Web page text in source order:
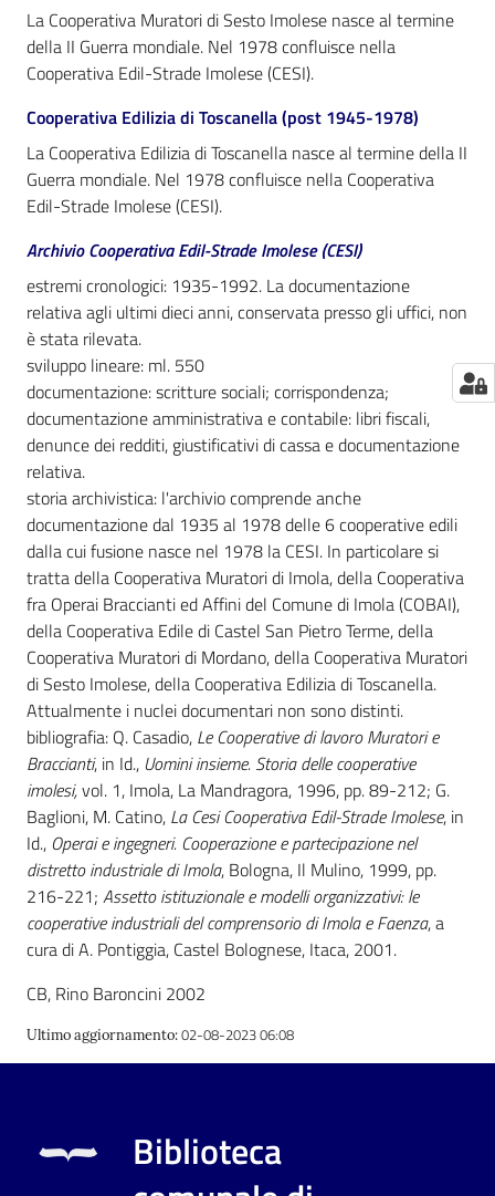
La Cooperativa Muratori di Sesto Imolese nasce al termine
della II Guerra mondiale. Nel 1978 confluisce nella
Cooperativa Edil-Strade Imolese (CESI).
Cooperativa Edilizia di Toscanella (post 1945-1978)
La Cooperativa Edilizia di Toscanella nasce al termine della II
Guerra mondiale. Nel 1978 confluisce nella Cooperativa
Edil-Strade Imolese (CESI).
Archivio Cooperativa Edil-Strade Imolese (CESI)
estremi cronologici: 1935-1992. La documentazione
relativa agli ultimi dieci anni, conservata presso gli uffici, non
è stata rilevata.
sviluppo lineare: ml. 550
documentazione: scritture sociali; corrispondenza;
documentazione amministrativa e contabile: libri fiscali,
denunce dei redditi, giustificativi di cassa e documentazione
relativa.
storia archivistica: l'archivio comprende anche
documentazione dal 1935 al 1978 delle 6 cooperative edili
dalla cui fusione nasce nel 1978 la CESI. In particolare si
tratta della Cooperativa Muratori di Imola, della Cooperativa
fra Operai Braccianti ed Affini del Comune di Imola (COBAI),
della Cooperativa Edile di Castel San Pietro Terme, della
Cooperativa Muratori di Mordano, della Cooperativa Muratori
di Sesto Imolese, della Cooperativa Edilizia di Toscanella.
Attualmente i nuclei documentari non sono distinti.
bibliografia: Q. Casadio, Le Cooperative di lavoro Muratori e
Braccianti, in Id., Uomini insieme. Storia delle cooperative
imolesi,vol. 1, Imola, La Mandragora, 1996, pp. 89-212; G.
Baglioni, M. Catino, La Cesi Cooperativa Edil-Strade Imolese, in
Id., Operai e ingegneri. Cooperazione e partecipazione nel
distretto industriale di Imola, Bologna, Il Mulino, 1999, pp.
216-221; Assetto istituzionale e modelli organizzativi: le
cooperative industriali del comprensorio di Imola e Faenza, a
cura di A. Pontiggia, Castel Bolognese, Itaca, 2001.
CB, Rino Baroncini 2002
Ultimo aggiornamento:02-08-2023 06:08
Biblioteca